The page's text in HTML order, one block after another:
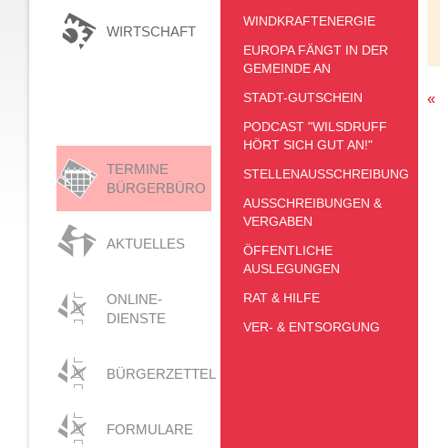
WIRTSCHAFT
TERMINE
BÜRGERBÜRO
AKTUELLES
ONLINE-
DIENSTE
BÜRGERZETTEL
FORMULARE
WINDKRAFTENERGIE
EUROPA FÄNGT IN DER
GEMEINDE AN
STADT-GUTSCHEIN
PODCAST "WILSDRUFF
HÖRT SICH GUT AN!"
STELLENAUSSCHREIBUNG
AUSSCHREIBUNGEN &
VERGABEN
ÖFFENTLICHE
AUSLEGUNGEN
RAT & HILFE
VER- & ENTSORGUNG
«